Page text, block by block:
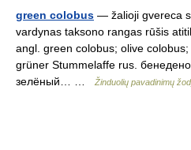
green colobus — žalioji gvereca
vardynas taksono rangas rūšis
angl. green colobus; olive colobus;
grüner Stummelaffe rus.
зелёный… …
Žinduolių pavadinimų